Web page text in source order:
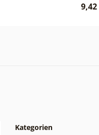
9,42
Kategorien